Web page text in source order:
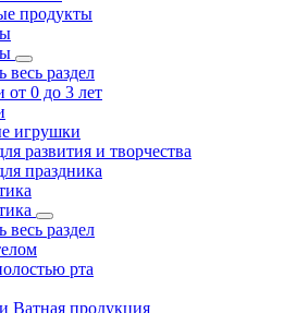
продукты
весь раздел
0 до 3 лет
игрушки
развития и творчества
праздника
весь раздел
рта
Ватная продукция